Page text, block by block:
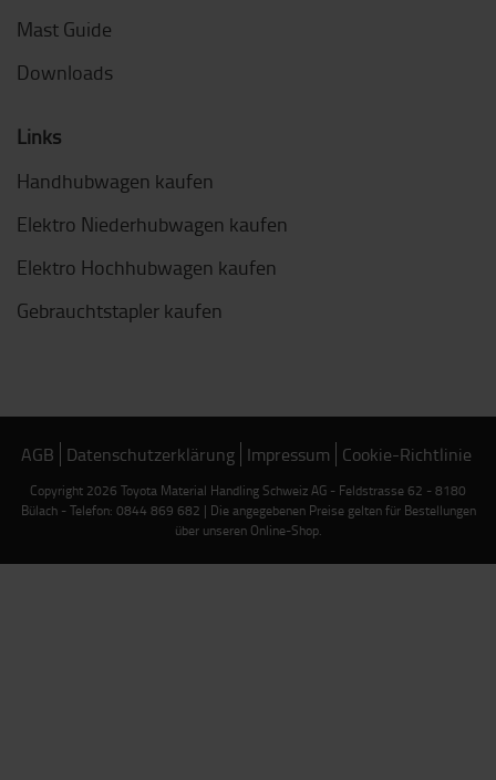
Mast Guide
Downloads
Links
Handhubwagen kaufen
Elektro Niederhubwagen kaufen
Elektro Hochhubwagen kaufen
Gebrauchtstapler kaufen
AGB Datenschutzerklärung Impressum Cookie-Richtlinie
Copyright 2026 Toyota Material Handling Schweiz AG - Feldstrasse 62 - 8180
Bülach - Telefon: 0844 869 682 | Die angegebenen Preise gelten für Bestellungen
über unseren Online-Shop.